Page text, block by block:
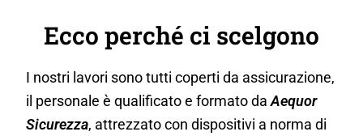
Ecco perché ci scelgono
I nostri lavori sono tutti coperti da assicurazione,
il personale è qualificato e formato daAequor
Sicurezza, attrezzato con dispositivi a norma di